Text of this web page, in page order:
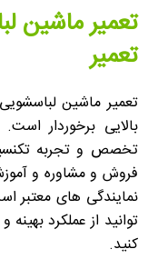
تعمیر ماشین
تعمیر
تعمیر ماشین
بالایی برخوردار
تخصص و تجربه
فروش و مشاوره و
نمایندگی های معتبر
توانید از عملکرد
کنید.